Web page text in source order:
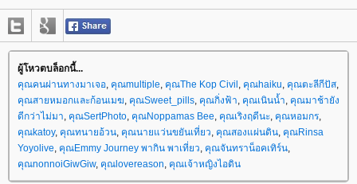
ผู้โหวตบล็อกนี้...
คุณคนผ่านทางมาเจอ, คุณmultiple, คุณThe Kop Civil , คุณhaiku, คุณตะลีกีปัส,
คุณสายหมอกและก้อนเมฆ, คุณSweet_pills, คุณกิ่งฟ้า, คุณเนินน้ำ, คุณมาช้ายัง
ดีกว่าไม่มา, คุณSertPhoto, คุณNoppamas Bee, คุณเริงฤดีนะ, คุณหอมกร,
คุณkatoy, คุณทนายอ้วน, คุณนายแว่นขยันเที่ยว, คุณสองแผ่นดิน, คุณRinsa
Yoyolive, คุณEmmy Journey พากิน พาเที่ยว, คุณจันทราน็อคเทิร์น,
คุณnonnoiGiwGiw, คุณlovereason, คุณเจ้าหญิงไอดิน